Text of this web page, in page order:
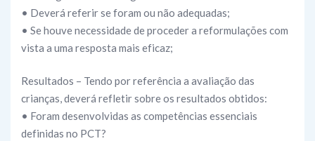
• Deverá referir se foram ou não adequadas;
• Se houve necessidade de proceder a reformulações com
vista a uma resposta mais eficaz;
Resultados – Tendo por referência a avaliação das
crianças, deverá refletir sobre os resultados obtidos:
• Foram desenvolvidas as competências essenciais
definidas no PCT?